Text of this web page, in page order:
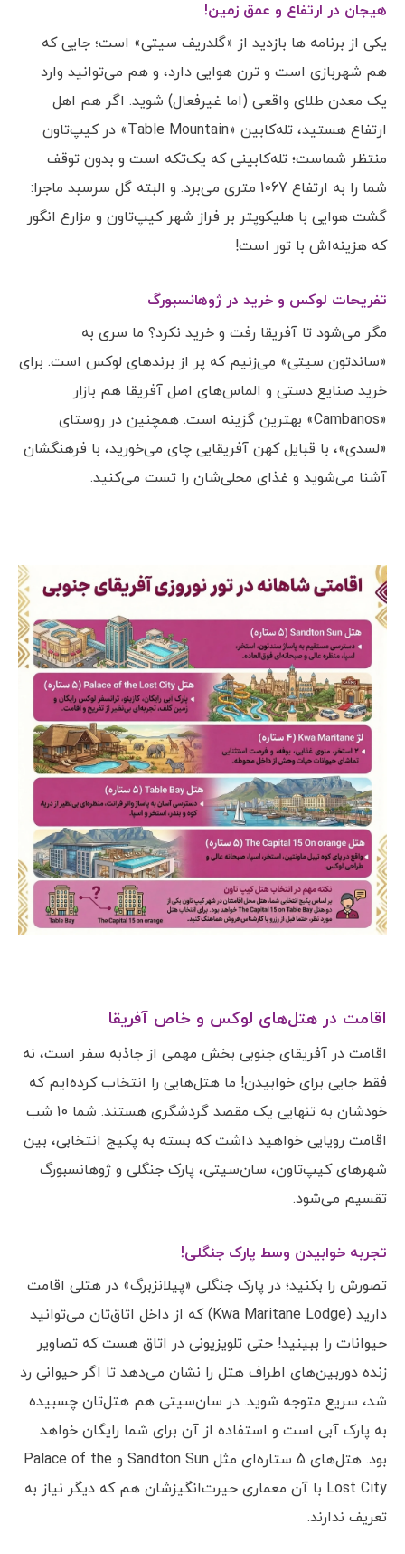
هیجان در ارتفاع و عمق زمین!
یکی از برنامه ها بازدید از «گلدریف سیتی» است؛ جایی که
هم شهربازی است و ترن هوایی دارد، و هم می‌توانید وارد
یک معدن طلای واقعی (اما غیرفعال) شوید. اگر هم اهل
ارتفاع هستید، تله‌کابین «Table Mountain» در کیپ‌تاون
منتظر شماست؛ تله‌کابینی که یک‌تکه است و بدون توقف
شما را به ارتفاع 1067 متری می‌برد. و البته گل سرسبد ماجرا:
گشت هوایی با هلیکوپتر بر فراز شهر کیپ‌تاون و مزارع انگور
که هزینه‌اش با تور است!
تفریحات لوکس و خرید در ژوهانسبورگ
مگر می‌شود تا آفریقا رفت و خرید نکرد؟ ما سری به
«ساندتون سیتی» می‌زنیم که پر از برندهای لوکس است. برای
خرید صنایع دستی و الماس‌های اصل آفریقا هم بازار
«Cambanos» بهترین گزینه است. همچنین در روستای
«لسدی»، با قبایل کهن آفریقایی چای می‌خورید، با فرهنگشان
آشنا می‌شوید و غذای محلی‌شان را تست می‌کنید.
اقامت در هتل‌های لوکس و خاص آفریقا
اقامت در آفریقای جنوبی بخش مهمی از جاذبه سفر است، نه
فقط جایی برای خوابیدن! ما هتل‌هایی را انتخاب کرده‌ایم که
خودشان به تنهایی یک مقصد گردشگری هستند. شما 10 شب
اقامت رویایی خواهید داشت که بسته به پکیج انتخابی، بین
شهرهای کیپ‌تاون، سان‌سیتی، پارک جنگلی و ژوهانسبورگ
تقسیم می‌شود.
تجربه خوابیدن وسط پارک جنگلی!
تصورش را بکنید؛ در پارک جنگلی «پیلانزبرگ» در هتلی اقامت
دارید (Kwa Maritane Lodge) که از داخل اتاق‌تان می‌توانید
حیوانات را ببینید! حتی تلویزیونی در اتاق هست که تصاویر
زنده دوربین‌های اطراف هتل را نشان می‌دهد تا اگر حیوانی رد
شد، سریع متوجه شوید. در سان‌سیتی هم هتل‌تان چسبیده
به پارک آبی است و استفاده از آن برای شما رایگان خواهد
بود. هتل‌های 5 ستاره‌ای مثل Sandton Sun و Palace of the
Lost City با آن معماری حیرت‌انگیزشان هم که دیگر نیاز به
تعریف ندارند.